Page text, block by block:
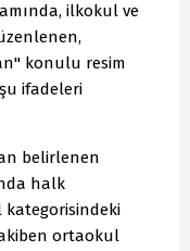
ilkokul ve
konulu resim
ifadeleri
belirlenen
halk
kategorisindeki
ortaokul